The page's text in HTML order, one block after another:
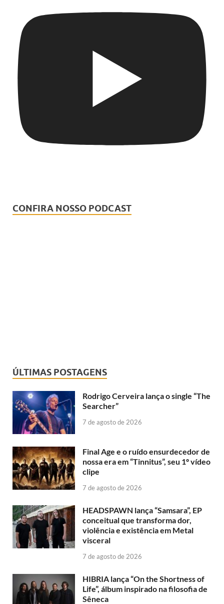
CONFIRA NOSSO PODCAST
ÚLTIMAS POSTAGENS
Rodrigo Cerveira lança o single “The
Searcher”
7 de agosto de 2026
Final Age e o ruído ensurdecedor de
nossa era em “Tinnitus”, seu 1º vídeo
clipe
7 de agosto de 2026
HEADSPAWN lança “Samsara”, EP
conceitual que transforma dor,
violência e existência em Metal
visceral
7 de agosto de 2026
HIBRIA lança “On the Shortness of
Life”, álbum inspirado na filosofia de
Sêneca